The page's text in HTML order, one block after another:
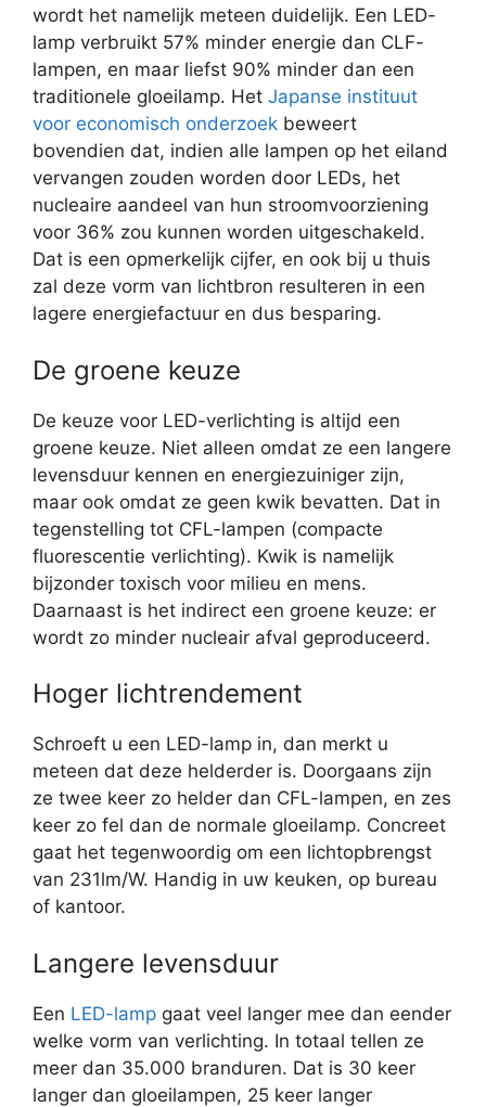
wordt het namelijk meteen duidelijk. Een LED-
lamp verbruikt 57% minder energie dan CLF-
lampen, en maar liefst 90% minder dan een
traditionele gloeilamp. Het Japanse instituut
voor economisch onderzoek beweert
bovendien dat, indien alle lampen op het eiland
vervangen zouden worden door LEDs, het
nucleaire aandeel van hun stroomvoorziening
voor 36% zou kunnen worden uitgeschakeld.
Dat is een opmerkelijk cijfer, en ook bij u thuis
zal deze vorm van lichtbron resulteren in een
lagere energiefactuur en dus besparing.
De groene keuze
De keuze voor LED-verlichting is altijd een
groene keuze. Niet alleen omdat ze een langere
levensduur kennen en energiezuiniger zijn,
maar ook omdat ze geen kwik bevatten. Dat in
tegenstelling tot CFL-lampen (compacte
fluorescentie verlichting). Kwik is namelijk
bijzonder toxisch voor milieu en mens.
Daarnaast is het indirect een groene keuze: er
wordt zo minder nucleair afval geproduceerd.
Hoger lichtrendement
Schroeft u een LED-lamp in, dan merkt u
meteen dat deze helderder is. Doorgaans zijn
ze twee keer zo helder dan CFL-lampen, en zes
keer zo fel dan de normale gloeilamp. Concreet
gaat het tegenwoordig om een lichtopbrengst
van 231lm/W. Handig in uw keuken, op bureau
of kantoor.
Langere levensduur
Een LED-lamp gaat veel langer mee dan eender
welke vorm van verlichting. In totaal tellen ze
meer dan 35.000 branduren. Dat is 30 keer
langer dan gloeilampen, 25 keer langer